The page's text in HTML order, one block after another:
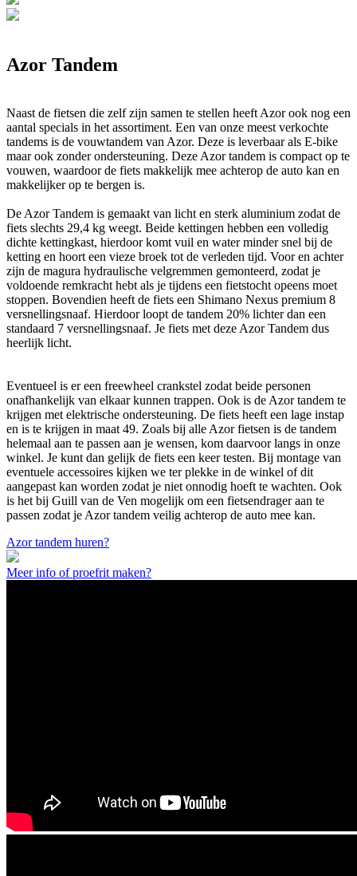
Azor Tandem
Naast de fietsen die zelf zijn samen te stellen heeft Azor ook nog een
aantal specials in het assortiment. Een van onze meest verkochte
tandems is de vouwtandem van Azor. Deze is leverbaar als E-bike
maar ook zonder ondersteuning. Deze Azor tandem is compact op te
vouwen, waardoor de fiets makkelijk mee achterop de auto kan en
makkelijker op te bergen is.
De Azor Tandem is gemaakt van licht en sterk aluminium zodat de
fiets slechts 29,4 kg weegt. Beide kettingen hebben een volledig
dichte kettingkast, hierdoor komt vuil en water minder snel bij de
ketting en hoort een vieze broek tot de verleden tijd. Voor en achter
zijn de magura hydraulische velgremmen gemonteerd, zodat je
voldoende remkracht hebt als je tijdens een fietstocht opeens moet
stoppen. Bovendien heeft de fiets een Shimano Nexus premium 8
versnellingsnaaf. Hierdoor loopt de tandem 20% lichter dan een
standaard 7 versnellingsnaaf. Je fiets met deze Azor Tandem dus
heerlijk licht.
Eventueel is er een freewheel crankstel zodat beide personen
onafhankelijk van elkaar kunnen trappen. Ook is de Azor tandem te
krijgen met elektrische ondersteuning. De fiets heeft een lage instap
en is te krijgen in maat 49. Zoals bij alle Azor fietsen is de tandem
helemaal aan te passen aan je wensen, kom daarvoor langs in onze
winkel. Je kunt dan gelijk de fiets een keer testen. Bij montage van
eventuele accessoires kijken we ter plekke in de winkel of dit
aangepast kan worden zodat je niet onnodig hoeft te wachten. Ook
is het bij Guill van de Ven mogelijk om een fietsendrager aan te
passen zodat je Azor tandem veilig achterop de auto mee kan.
Azor tandem huren?
Meer info of proefrit maken?